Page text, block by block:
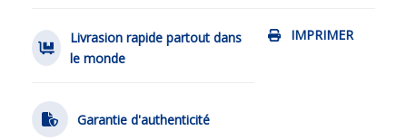
IMPRIMER
Livrasion rapide partout dans
le monde
Garantie d'authenticité